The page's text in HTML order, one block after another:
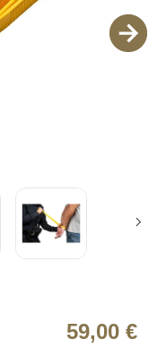
59,00 €